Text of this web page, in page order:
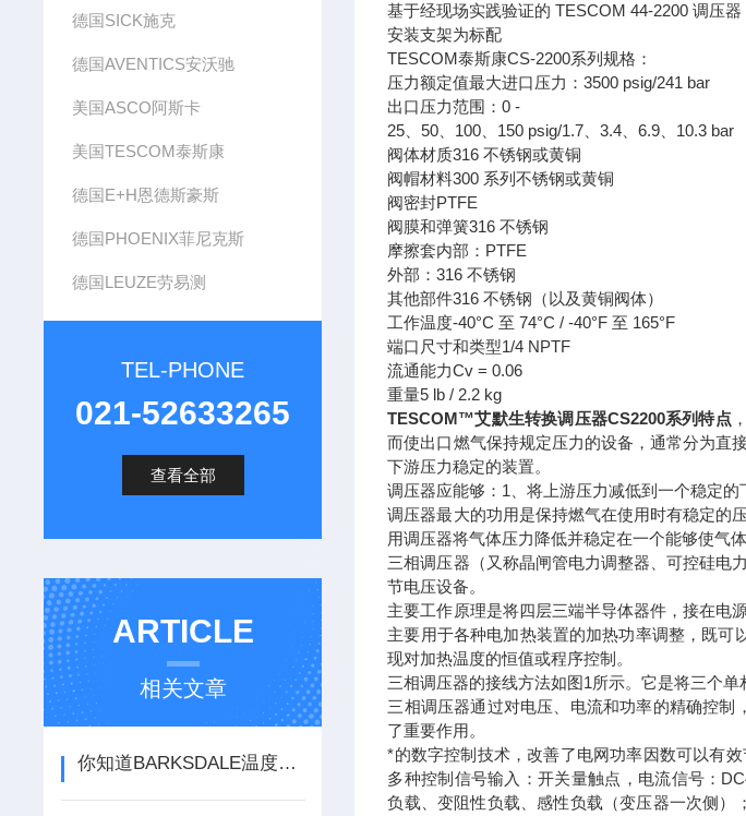
德国SICK施克
德国AVENTICS安沃驰
美国ASCO阿斯卡
美国TESCOM泰斯康
德国E+H恩德斯豪斯
德国PHOENIX菲尼克斯
德国LEUZE劳易测
TEL-PHONE
021-52633265
查看全部
ARTICLE
相关文章
你知道BARKSDALE温度传感器的主要用途吗
基于经现场实践验证的 TESCOM 44-2200 调压器
安装支架为标配
TESCOM泰斯康CS-2200系列规格：
压力额定值最大进口压力：3500 psig/241 bar
出口压力范围：0 -
25、50、100、150 psig/1.7、3.4、6.9、10.3 bar
阀体材质316 不锈钢或黄铜
阀帽材料300 系列不锈钢或黄铜
阀密封PTFE
阀膜和弹簧316 不锈钢
摩擦套内部：PTFE
外部：316 不锈钢
其他部件316 不锈钢（以及黄铜阀体）
工作温度-40°C 至 74°C / -40°F 至 165°F
端口尺寸和类型1/4 NPTF
流通能力Cv = 0.06
重量5 lb / 2.2 kg
TESCOM™艾默生转换调压器CS2200系列特点
而使出口燃气保持规定压力的设备，通常分为直
下游压力稳定的装置。
调压器应能够：1、将上游压力减低到一个稳定
调压器最大的功用是保持燃气在使用时有稳定的
用调压器将气体压力降低并稳定在一个能够使气
三相调压器（又称晶闸管电力调整器、可控硅电
节电压设备。
主要工作原理是将四层三端半导体器件，接在电
主要用于各种电加热装置的加热功率调整，既可
现对加热温度的恒值或程序控制。
三相调压器的接线方法如图1所示。它是将三个
三相调压器通过对电压、电流和功率的精确控
了重要作用。
*的数字控制技术，改善了电网功率因数可以有
多种控制信号输入：开关量触点，电流信号：
负载、变阻性负载、感性负载（变压器一次侧